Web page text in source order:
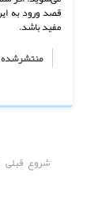
قصد ورود به
مفید باشد.
شروع قبلی